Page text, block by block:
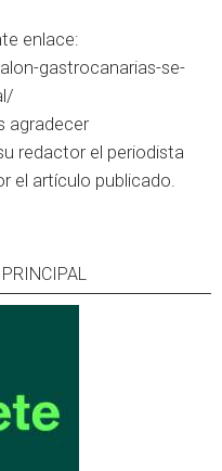
enlace:
gastrocanarias-se-
agradecer
redactor el periodista
el artículo publicado.